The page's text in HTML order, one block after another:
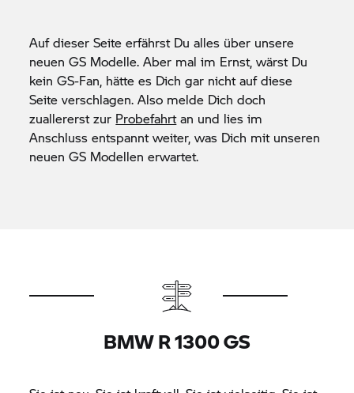
Auf dieser Seite erfährst Du alles über unsere
neuen GS Modelle. Aber mal im Ernst, wärst Du
kein GS-Fan, hätte es Dich gar nicht auf diese
Seite verschlagen. Also melde Dich doch
zuallererst zur Probefahrtan und lies im
Anschluss entspannt weiter, was Dich mit unseren
neuen GS Modellen erwartet.
BMW R 1300 GS